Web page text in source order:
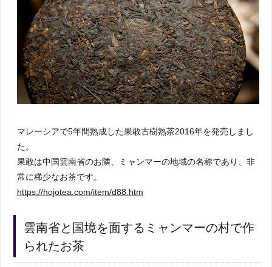
マレーシアで5年間熟成した果敢古樹熟茶2016年を発売しまし
た。
果敢は中国雲南省のお隣、ミャンマーの地域の名称であり、非
常に稀少なお茶です。
https://hojotea.com/item/d88.htm
雲南省と国境を面するミャンマーの村で作
られたお茶